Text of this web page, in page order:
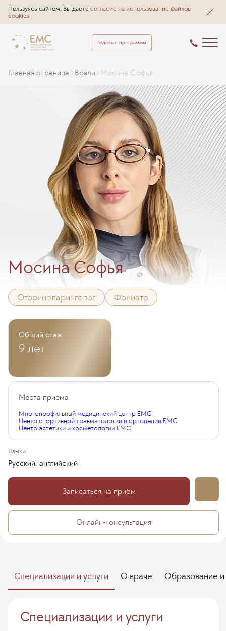
Пользуясь сайтом, Вы даете согласие на использование файлов
cookies
Годовые программы
Главная страница Врачи Мосина Софья
Мосина Софья
Оториноларинголог Фониатр
Общий стаж
9 лет
Места приема
Многопрофильный медицинский центр EMC
Центр спортивной травматологии и ортопедии EMC
Центр эстетики и косметологии EMC
Языки
Русский, английский
Записаться на приём
Онлайн-консультация
Специализации и услуги О враче Образование
Специализации и услуги